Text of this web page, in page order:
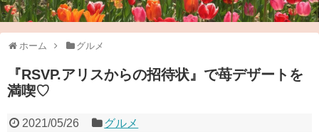
ホーム グルメ
『RSVP.アリスからの招待状』で苺デザートを
満喫♡
2021/05/26 グルメ